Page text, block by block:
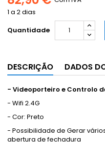
1 a 2 dias
Quantidade
DESCRIÇÃO DADOS
- Videoporteiro e Controlo
- Wifi 2.4G
- Cor: Preto
- Possibilidade de Gerar
abertura de fechadura